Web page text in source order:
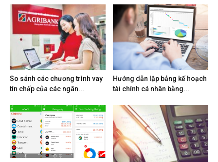
So sánh các chương trình vay
tín chấp của các ngân...
Hướng dẫn lập bảng kế hoạch
tài chính cá nhân bằng...